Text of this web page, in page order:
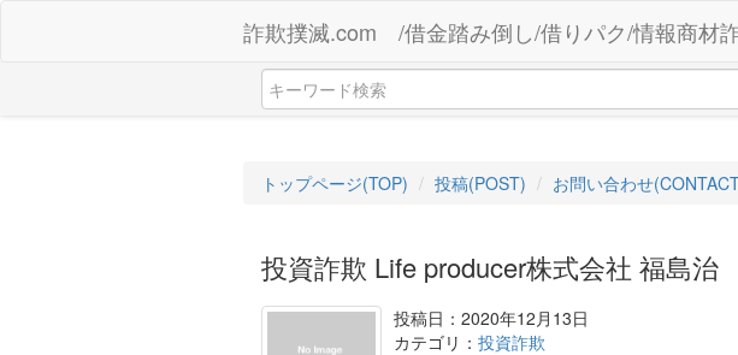
詐欺撲滅.com /借金踏み倒し/借りパク/情報商材
トップページ(TOP) 投稿(POST) お問い合わせ
投資詐欺 Life producer株式会社 福島治
投稿日：2020年12月13日
カテゴリ： 投資詐欺